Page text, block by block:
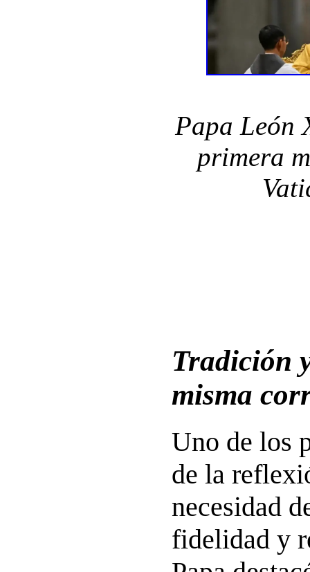
Papa León
primera
Tradición
misma
Uno de los
de la
necesidad
fidelidad y